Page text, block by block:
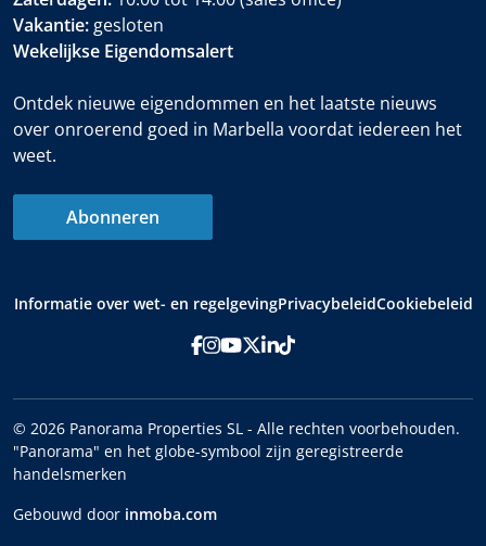
Vakantie: gesloten
Wekelijkse Eigendomsalert
Ontdek nieuwe eigendommen en het laatste nieuws
over onroerend goed in Marbella voordat iedereen het
weet.
Abonneren
Informatie over wet- en regelgevingPrivacybeleidCookiebeleid
© 2026 Panorama Properties SL - Alle rechten voorbehouden.
"Panorama" en het globe-symbool zijn geregistreerde
handelsmerken
Gebouwd door inmoba.com